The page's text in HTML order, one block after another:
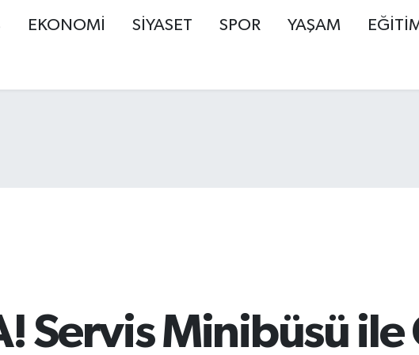
EKONOMİ SİYASET SPOR YAŞAM
Servis Minibüsü ile